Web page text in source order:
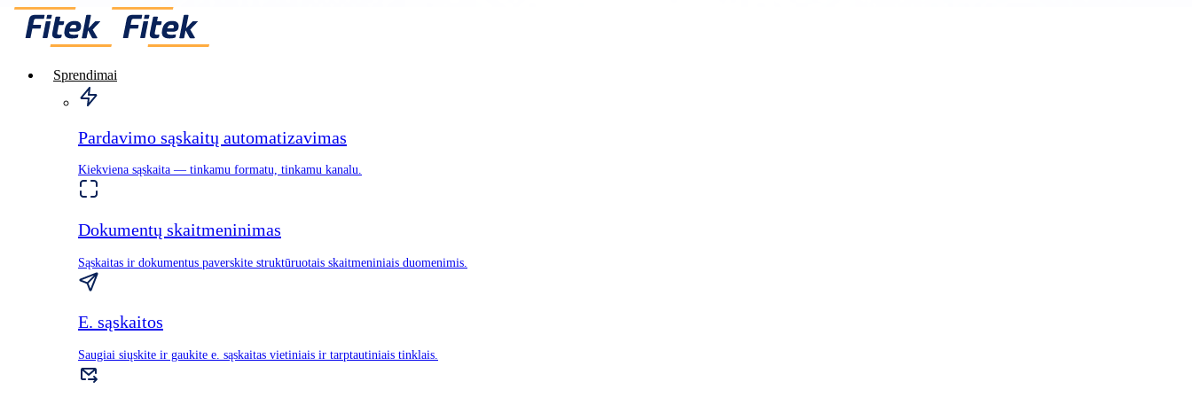
Sprendimai
Pardavimo sąskaitų automatizavimas
Kiekviena sąskaita — tinkamu formatu, tinkamu kanalu.
Dokumentų skaitmeninimas
Sąskaitas ir dokumentus paverskite struktūruotais skaitmeniniais duomenimis.
E. sąskaitos
Saugiai siųskite ir gaukite e. sąskaitas vietiniais ir tarptautiniais tinklais.
Mait Sooaru
Fitek – tai skaitmeninė gaunamų sąskaitų valdymo sistema,
dokumentus.
Atsisiųskite programelę